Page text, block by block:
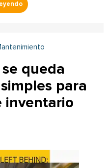
queda
para
inventario